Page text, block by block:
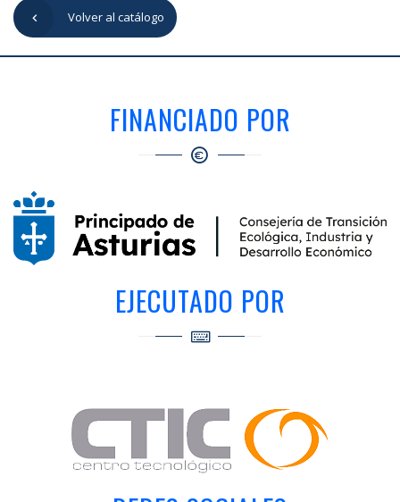
Volver al catálogo
FINANCIADO POR
EJECUTADO POR